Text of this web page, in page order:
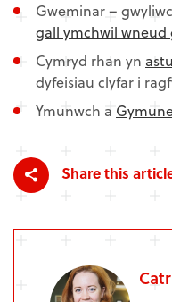
Gweminar –
gall ymchwil wneud
Cymryd rhan yn
dyfeisiau clyfar i
Ymunwch a
Share this